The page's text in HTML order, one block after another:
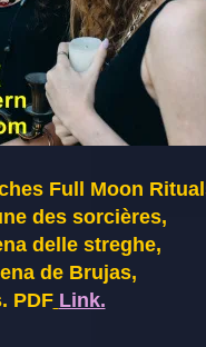
Full Moon
des sorcières,
delle streghe,
de Brujas,
PDF Link.